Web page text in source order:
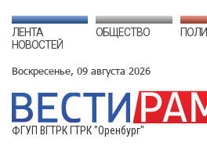
ЛЕНТА
НОВОСТЕЙ
ОБЩЕСТВО
Воскресенье, 09 августа 2026
ФГУП ВГТРК ГТРК "Оренбург"